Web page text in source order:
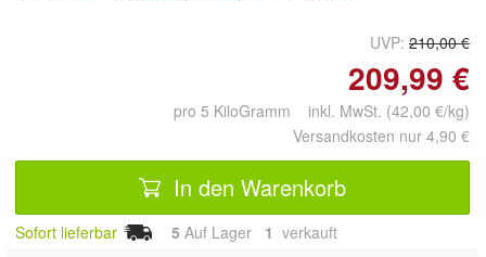
UVP: 210,00 €
209,99 €
pro 5 KiloGramm inkl. MwSt. (42,00 €/kg)
Versandkosten nur 4,90 €
In den Warenkorb
Sofort lieferbar 5 Auf Lager 1 verkauft